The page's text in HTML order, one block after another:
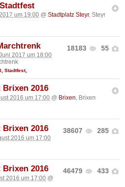
um 19:00 @ Stadtplatz Steyr, Steyr
18183 55
2017 um 18:00
, Stadtfest,
2016
2016 um 17:00 @ Brixen , Brixen
38607 285
2016
2016 um 17:00
46479 433
2016
2016 um 17:00 @